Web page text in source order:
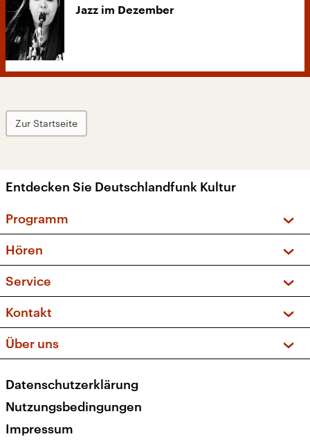
Jazz im Dezember
Zur Startseite
Entdecken Sie Deutschlandfunk Kultur
Programm
Sendungen und Podcasts
Musikliste
Kakadu – Das Kinderprogramm
Hören
Frequenzen (UKW + DAB+)
Service
FAQ
Apps
Newsletter
Veranstaltungen
Kontakt
Social Media
Über uns
Presse
Karriere
Transparenz
Datenschutzerklärung
Nutzungsbedingungen
Impressum